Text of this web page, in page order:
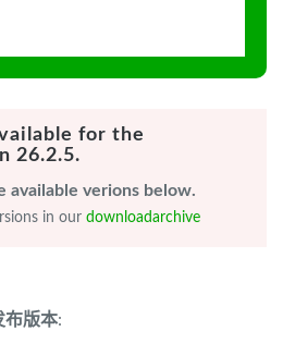
for the
26.2.5.
available verions below.
in our downloadarchive
布版本: